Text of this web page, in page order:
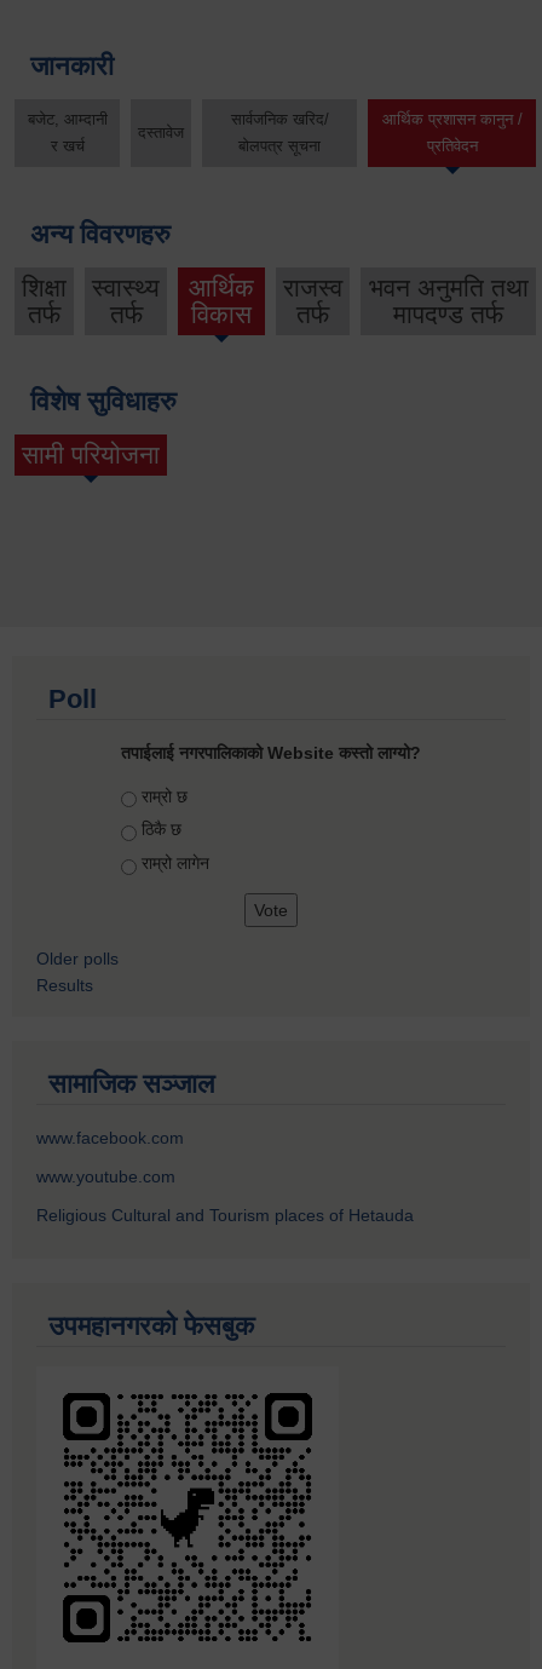
जानकारी
बजेट, आम्दानी
र खर्च
दस्तावेज
सार्वजनिक खरिद/
बोलपत्र सूचना
आर्थिक प्रशासन कानुन /
प्रतिवेदन
अन्य विवरणहरु
शिक्षा
तर्फ
स्वास्थ्य
तर्फ
आर्थिक
विकास
राजस्व
तर्फ
भवन अनुमति तथा
मापदण्ड तर्फ
विशेष सुविधाहरु
सामी परियोजना
(active tab)
Poll
तपाईलाई नगरपालिकाको Website कस्तो लाग्यो?
Choices
राम्रो छ
ठिकै छ
राम्रो लागेन
Older polls
Results
सामाजिक सञ्जाल
www.facebook.com
www.youtube.com
Religious Cultural and Tourism places of Hetauda
उपमहानगरको फेसबुक